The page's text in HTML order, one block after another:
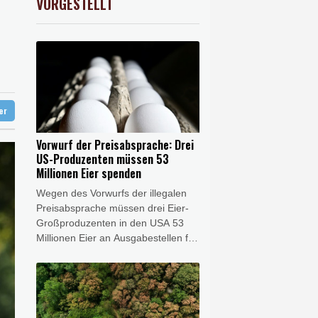
1.15%
Vorwurf der Preisabsprache: Drei
US-Produzenten müssen 53
Millionen Eier spenden
Wegen des Vorwurfs der illegalen
Preisabsprache müssen drei Eier-
Großproduzenten in den USA 53
Millionen Eier an Ausgabestellen für
Die entsprechende Einigung
zwischen der Justiz und den drei
Konzernen wurde am Mittwoch von
der Staatsanwaltschaft von New